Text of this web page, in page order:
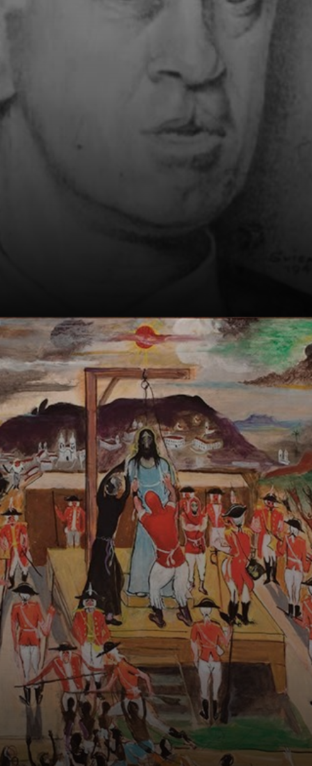
Une formation
classique et une
immersion
profonde dans les
mouvements
modernes de l'art
européen ont
forgé son style
unique.